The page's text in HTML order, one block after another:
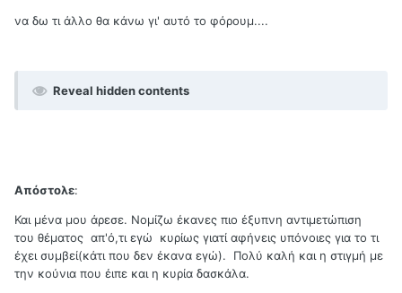
να δω τι άλλο θα κάνω γι' αυτό το φόρουμ....
Reveal hidden contents
Απόστολε:
Και μένα μου άρεσε. Νομίζω έκανες πιο έξυπνη αντιμετώπιση
του θέματος απ'ό,τι εγώ κυρίως γιατί αφήνεις υπόνοιες για το τι
έχει συμβεί(κάτι που δεν έκανα εγώ). Πολύ καλή και η στιγμή με
την κούνια που έιπε και η κυρία δασκάλα.